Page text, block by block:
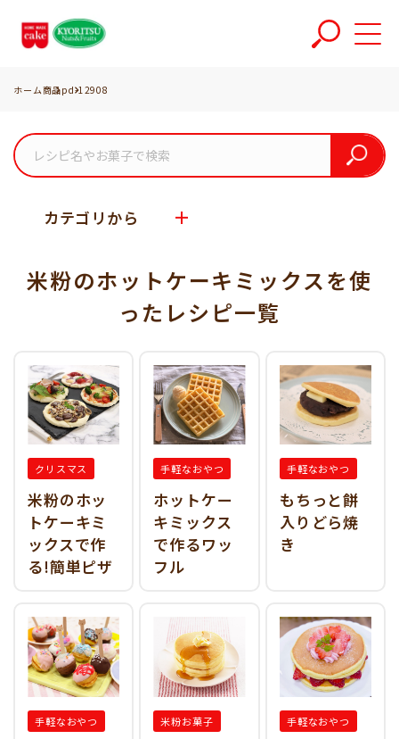
ホーム商品pd-12908
カテゴリから
米粉のホットケーキミックスを使
った レシピ一覧
クリスマス
米粉のホッ
トケーキミ
ックスで作
る!簡単ピザ
手軽なおやつ
ホットケー
キミックス
で作るワッ
フル
手軽なおやつ
もちっと餅
入りどら焼
き
手軽なおやつ 米粉お菓子 手軽なおやつ